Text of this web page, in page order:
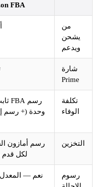
Amazon FBA
رسم FBA ثابت لكل
وحدة (+ رسم إضافي
رسم أمازون الشهري
لكل قدم مكعب
نعم — المعدل نفسه